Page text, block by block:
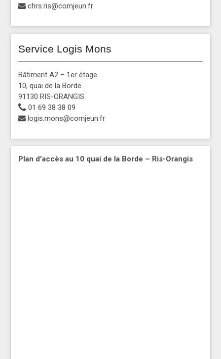
chrs.ris@comjeun.fr
Service Logis Mons
Bâtiment A2 – 1er étage
10, quai de la Borde
91130 RIS-ORANGIS
01 69 38 38 09
logis.mons@comjeun.fr
Plan d’accès au 10 quai de la Borde – Ris-Orangis